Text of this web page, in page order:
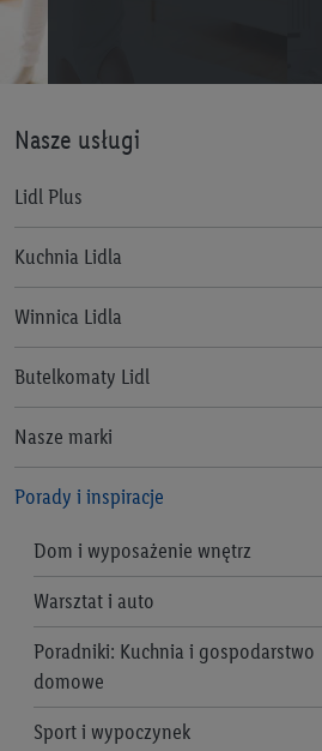
Nasze usługi
Lidl Plus
Jak korzystać z aplikacji Lidl Plus
Lidl Pay
Benefit Plus
Informacje prawne
Regulamin „Lidl Plus”
Polityka prywatności Lidl Plus
Regulamin e-mobilność Lidl Plus
Lidl Plus Polityka Prywatności -
Szybka Akcja
Regulamin Programu Kupon Plus
Pomoc
Kuchnia Lidla
Winnica Lidla
Butelkomaty Lidl
Nasze marki
Alesto
Argus
Bellarom
Baresa
Lody Bon Gelati
Cien
Porady i inspiracje
Dom i wyposażenie wnętrz
Nowa etykieta energetyczna: co
zawiera i jakich urządzeń dotyczy
10 wskazówek, jak oszczędzać
energię elektryczną w
gospodarstwie domowym
Warsztat i auto
Domowy warsztat: jakie narzędzia
wybrać?
Malowanie ścian dla laików - zrób
Poradniki: Kuchnia i gospodarstwo
domowe
Co to jest MC Smart?
Sport i wypoczynek